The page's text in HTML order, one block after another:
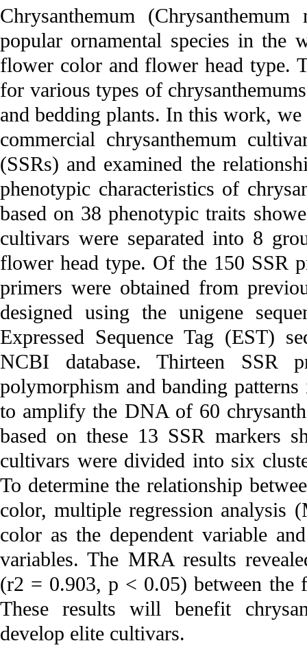
Chrysanthemum
popular ornamental species in
flower color and flower head type.
for various types of
and bedding plants. In this work,
commercial chrysanthemum
(SSRs) and examined the
phenotypic characteristics of
based on 38 phenotypic traits
cultivars were separated into 8
flower head type. Of the 150 SSR
primers were obtained from
designed using the unigene
Expressed Sequence Tag (EST)
NCBI database. Thirteen SSR
polymorphism and banding
to amplify the DNA of 60
based on these 13 SSR markers
cultivars were divided into six
To determine the relationship
color, multiple regression
color as the dependent variable
variables. The MRA results
(r2 = 0.903, p < 0.05) between the
These results will benefit
develop elite cultivars.